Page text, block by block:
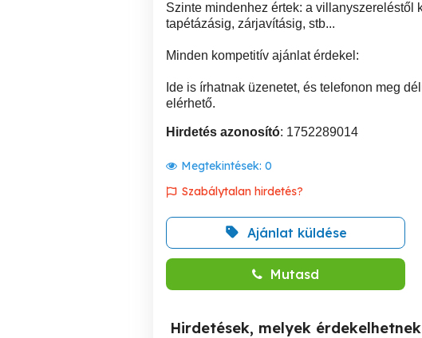
Szinte mindenhez értek: a villanyszereléstől
tapétázásig, zárjavításig, stb...
Minden kompetitív ajánlat érdekel:
Ide is írhatnak üzenetet, és telefonon meg
elérhető.
Hirdetés azonosító: 1752289014
Megtekintések: 0
Szabálytalan hirdetés?
Ajánlat küldése
Mutasd
Hirdetések, melyek érdekelhetnek